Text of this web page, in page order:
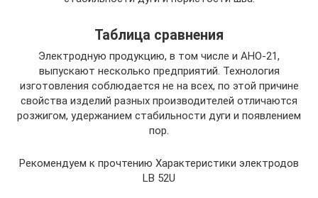
Таблица сравнения
Электродную продукцию, в том числе и АНО-21,
выпускают несколько предприятий. Технология
изготовления соблюдается не на всех, по этой причине
свойства изделий разных производителей отличаются
розжигом, удержанием стабильности дуги и появлением
пор.
Рекомендуем к прочтению Характеристики электродов
LB 52U